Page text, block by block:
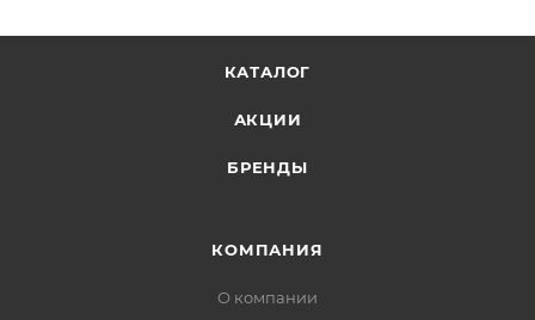
КАТАЛОГ
АКЦИИ
БРЕНДЫ
КОМПАНИЯ
О компании